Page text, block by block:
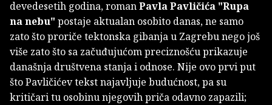
devedesetih godina, romanPavla Pavličića "Rupa
na nebu" postaje aktualan osobito danas, ne samo
zato što proriče tektonska gibanja u Zagrebu nego još
više zato što sa začuđujućom preciznošću prikazuje
današnja društvena stanja i odnose. Nije ovo prvi put
što Pavličićev tekst najavljuje budućnost, pa su
kritičari tu osobinu njegovih priča odavno zapazili;